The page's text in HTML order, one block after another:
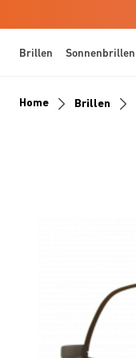
Brillen Sonnenbrillen
Home Brillen